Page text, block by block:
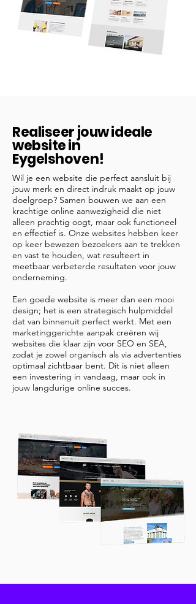
Realiseer jouw ideale
website in
Eygelshoven!
Wil je een website die perfect aansluit bij
jouw merk en direct indruk maakt op jouw
doelgroep? Samen bouwen we aan een
krachtige online aanwezigheid die niet
alleen prachtig oogt, maar ook functioneel
en effectief is. Onze websites hebben keer
op keer bewezen bezoekers aan te trekken
en vast te houden, wat resulteert in
meetbaar verbeterde resultaten voor jouw
onderneming.
Een goede website is meer dan een mooi
design; het is een strategisch hulpmiddel
dat van binnenuit perfect werkt. Met een
marketinggerichte aanpak creëren wij
websites die klaar zijn voor SEO en SEA,
zodat je zowel organisch als via advertenties
optimaal zichtbaar bent. Dit is niet alleen
een investering in vandaag, maar ook in
jouw langdurige online succes.